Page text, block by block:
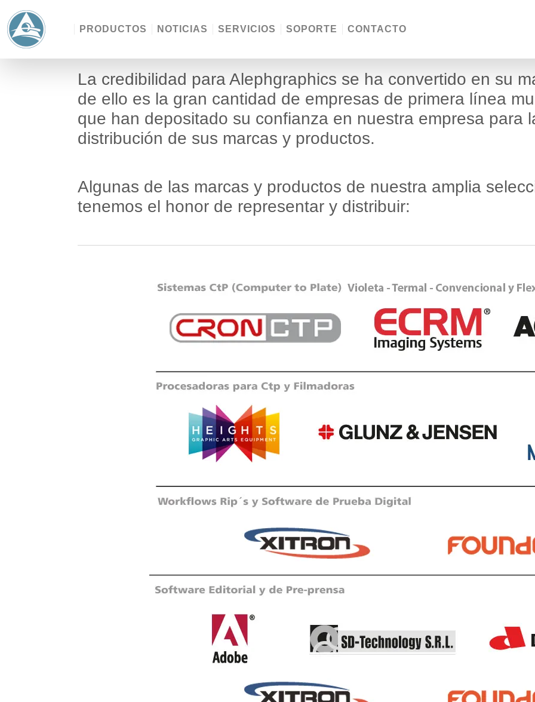
PRODUCTOS NOTICIAS SERVICIOS SOPORTE CONTACTO
La credibilidad para Alephgraphics se ha convertido en su
de ello es la gran cantidad de empresas de primera línea
que han depositado su confianza en nuestra empresa para
distribución de sus marcas y productos.
Algunas de las marcas y productos de nuestra amplia
tenemos el honor de representar y distribuir: